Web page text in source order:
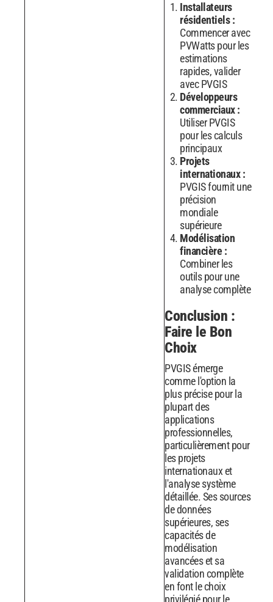
Installateurs
résidentiels :
Commencer avec
PVWatts pour les
estimations
rapides, valider
avec PVGIS
Développeurs
commerciaux :
Utiliser PVGIS
pour les calculs
principaux
Projets
internationaux :
PVGIS fournit une
précision
mondiale
supérieure
Modélisation
financière :
Combiner les
outils pour une
analyse complète
Conclusion :
Faire le Bon
Choix
PVGIS émerge
comme l'option la
plus précise pour la
plupart des
applications
professionnelles,
particulièrement pour
les projets
internationaux et
l'analyse système
détaillée. Ses sources
de données
supérieures, ses
capacités de
modélisation
avancées et sa
validation complète
en font le choix
privilégié pour le